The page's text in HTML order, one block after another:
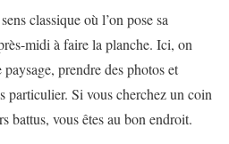
classique où l’on pose sa
midi à faire la planche. Ici, on
prendre des photos et
particulier. Si vous cherchez un coin
battus, vous êtes au bon endroit.